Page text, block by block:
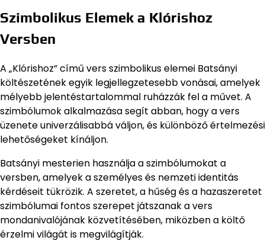
Szimbolikus Elemek a Klórishoz
Versben
A „Klórishoz” című vers szimbolikus elemei Batsányi
költészetének egyik legjellegzetesebb vonásai, amelyek
mélyebb jelentéstartalommal ruházzák fel a művet. A
szimbólumok alkalmazása segít abban, hogy a vers
üzenete univerzálisabbá váljon, és különböző értelmezési
lehetőségeket kínáljon.
Batsányi mesterien használja a szimbólumokat a
versben, amelyek a személyes és nemzeti identitás
kérdéseit tükrözik. A szeretet, a hűség és a hazaszeretet
szimbólumai fontos szerepet játszanak a vers
mondanivalójának közvetítésében, miközben a költő
érzelmi világát is megvilágítják.